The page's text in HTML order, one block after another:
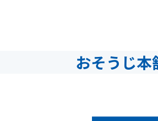
おそうじ